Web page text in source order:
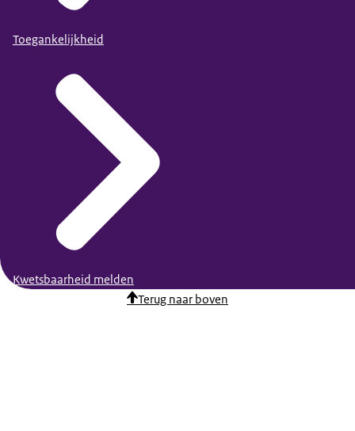
Toegankelijkheid
Kwetsbaarheid melden
Terug naar boven